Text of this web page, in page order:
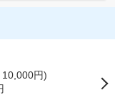
円)